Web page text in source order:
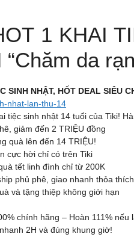
1 KHAI
“Chăm da
SINH NHẬT, HỐT DEAL SIÊU
nhat-lan-thu-14
tiệc sinh nhật 14 tuổi của Tiki!
giảm đến 2 TRIỆU đồng
quà lên đến 14 TRIỆU!
cực hời chỉ có trên Tiki
tết linh đình chỉ từ 200K
phủ phê, giao nhanh thỏa thích
và tặng thiệp không giới hạn
chính hãng – Hoàn 111% nếu
2H và đúng khung giờ!